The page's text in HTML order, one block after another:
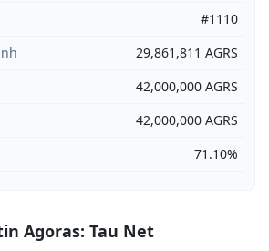
#1110
29,861,811 AGRS
42,000,000 AGRS
42,000,000 AGRS
71.10%
Agoras: Tau Net